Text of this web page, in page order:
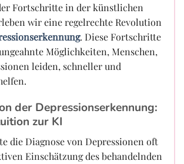
Fortschritte in der künstlichen
wir eine regelrechte Revolution
. Diese Fortschritte
Möglichkeiten, Menschen,
leiden, schneller und
der Depressionserkennung:
zur KI
die Diagnose von Depressionen oft
Einschätzung des behandelnden